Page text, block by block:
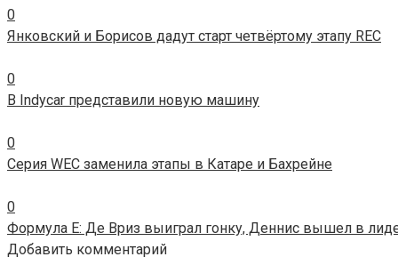
0
Янковский и Борисов дадут старт четвёртому этапу REC
0
В Indycar представили новую машину
0
Серия WEC заменила этапы в Катаре и Бахрейне
0
Формула E: Де Вриз выиграл гонку, Деннис вышел в
Добавить комментарий